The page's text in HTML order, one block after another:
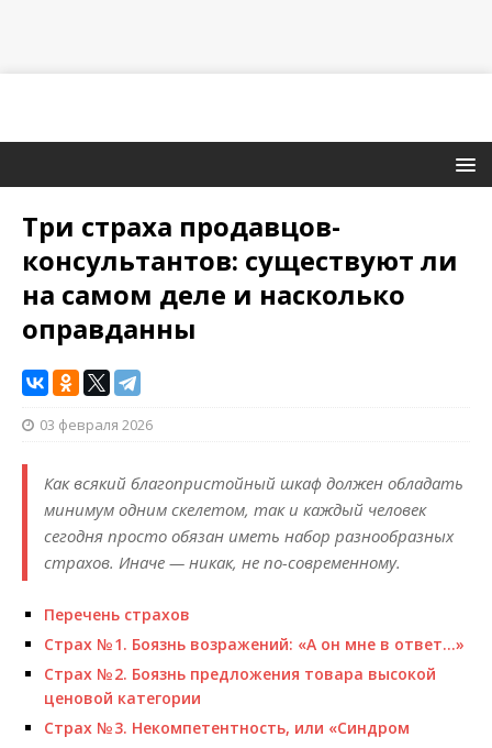
Три страха продавцов-
консультантов: существуют ли
на самом деле и насколько
оправданны
03 февраля 2026
Как всякий благопристойный шкаф должен обладать
минимум одним скелетом, так и каждый человек
сегодня просто обязан иметь набор разнообразных
страхов. Иначе — никак, не по-современному.
Перечень страхов
Страх № 1. Боязнь возражений: «А он мне в ответ…»
Страх № 2. Боязнь предложения товара высокой
ценовой категории
Страх № 3. Некомпетентность, или «Синдром